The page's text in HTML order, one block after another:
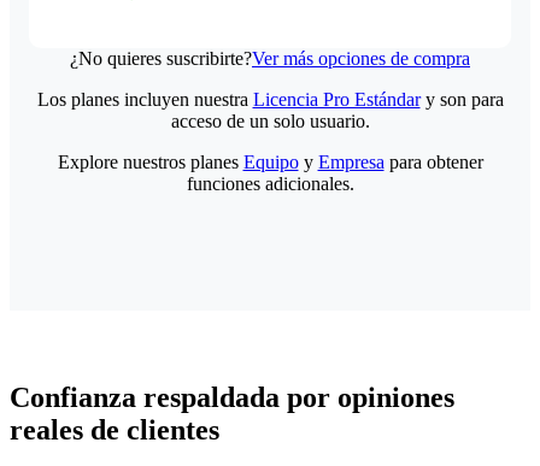
¿No quieres suscribirte?Ver más opciones de compra
Los planes incluyen nuestra Licencia Pro Estándary son para
acceso de un solo usuario.
Explore nuestros planes Equipoy Empresa para obtener
funciones adicionales.
Confianza respaldada por opiniones
reales de clientes